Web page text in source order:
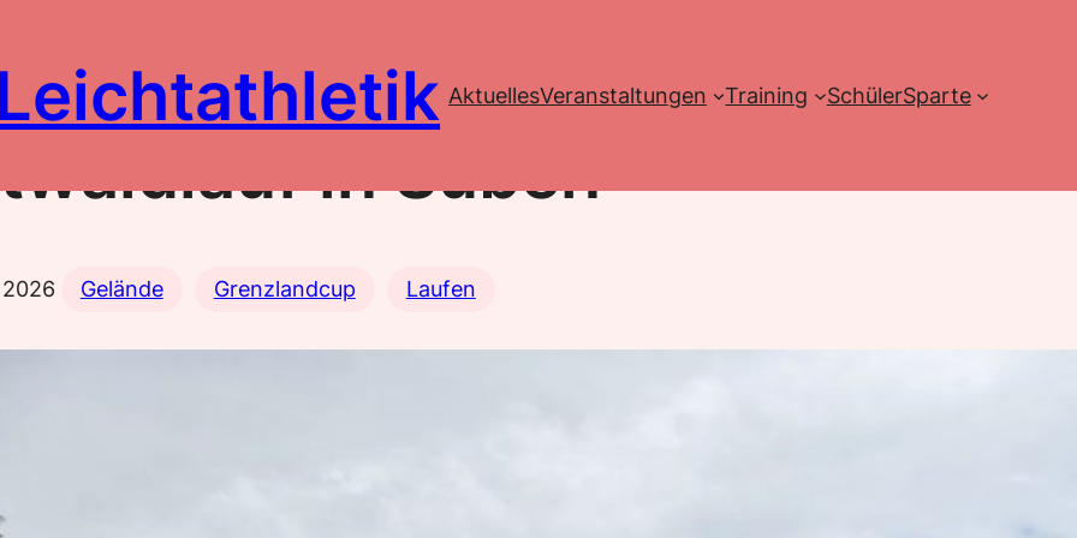
AktuellesVeranstaltungen Training SchülerSparte
in Suben
Gelände Grenzlandcup Laufen